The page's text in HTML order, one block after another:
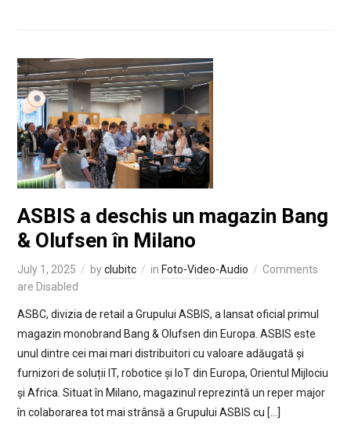
ASBIS a deschis un magazin Bang
& Olufsen în Milano
July 1, 2025 byclubitc in Foto-Video-Audio
Comments
are Disabled
ASBC, divizia de retail a Grupului ASBIS, a lansat oficial primul
magazin monobrand Bang & Olufsen din Europa. ASBIS este
unul dintre cei mai mari distribuitori cu valoare adăugată și
furnizori de soluții IT, robotice și IoT din Europa, Orientul Mijlociu
și Africa. Situat în Milano, magazinul reprezintă un reper major
în colaborarea tot mai strânsă a Grupului ASBIS cu […]